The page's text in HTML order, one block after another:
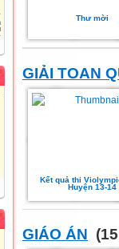
Thư mời
GIẢI TOAN
Kết quả thi
Huyện 13-14
GIÁO ÁN